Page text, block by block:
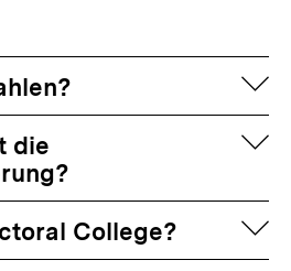
die
College?